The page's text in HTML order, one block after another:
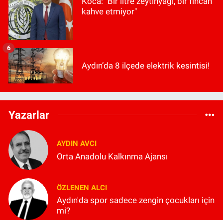
kahve etmiyor"
Aydın’da 8 ilçede elektrik kesintisi!
6
Yazarlar
AYDIN AVCI
Orta Anadolu Kalkınma Ajansı
ÖZLENEN ALCI
Aydın'da spor sadece zengin çocukları için
mi?